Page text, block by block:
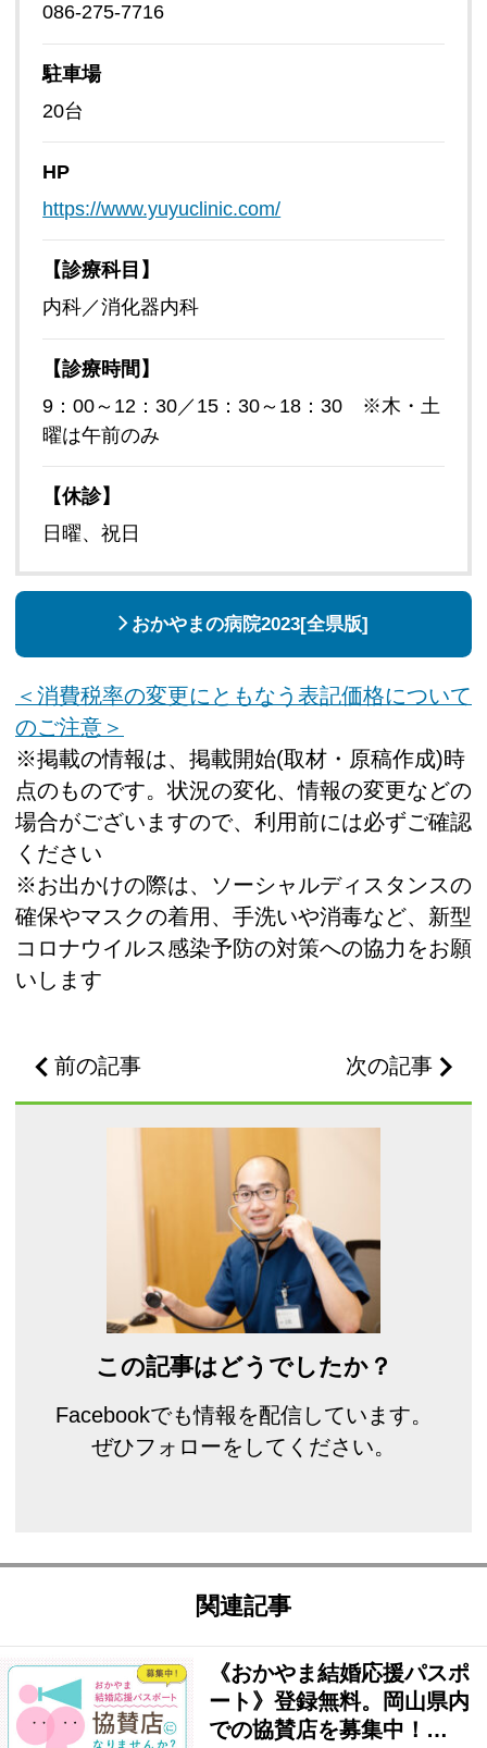
086-275-7716
駐車場
20台
HP
https://www.yuyuclinic.com/
【診療科目】
内科／消化器内科
【診療時間】
9：00～12：30／15：30～18：30 ※木・土
曜は午前のみ
【休診】
日曜、祝日
おかやまの病院2023[全県版]
＜消費税率の変更にともなう表記価格について
のご注意＞
※掲載の情報は、掲載開始(取材・原稿作成)時
点のものです。状況の変化、情報の変更などの
場合がございますので、利用前には必ずご確認
ください
※お出かけの際は、ソーシャルディスタンスの
確保やマスクの着用、手洗いや消毒など、新型
コロナウイルス感染予防の対策への協力をお願
いします
前の記事 次の記事
この記事はどうでしたか？
Facebookでも情報を配信しています。
ぜひフォローをしてください。
関連記事
《おかやま結婚応援パスポ
ート》登録無料。岡山県内
での協賛店を募集中！…